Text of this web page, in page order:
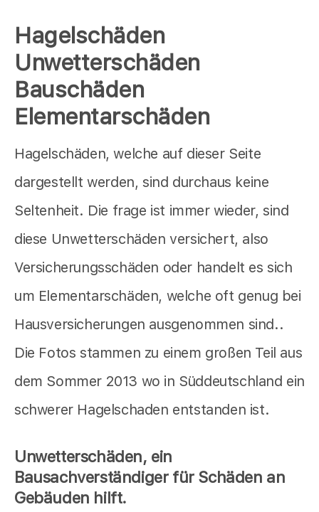
Hagelschäden
Unwetterschäden
Bauschäden
Elementarschäden
Hagelschäden, welche auf dieser Seite
dargestellt werden, sind durchaus keine
Seltenheit. Die frage ist immer wieder, sind
diese Unwetterschäden versichert, also
Versicherungsschäden oder handelt es sich
um Elementarschäden, welche oft genug bei
Hausversicherungen ausgenommen sind..
Die Fotos stammen zu einem großen Teil aus
dem Sommer 2013 wo in Süddeutschland ein
schwerer Hagelschaden entstanden ist.
Unwetterschäden, ein
Bausachverständiger für Schäden an
Gebäuden hilft.